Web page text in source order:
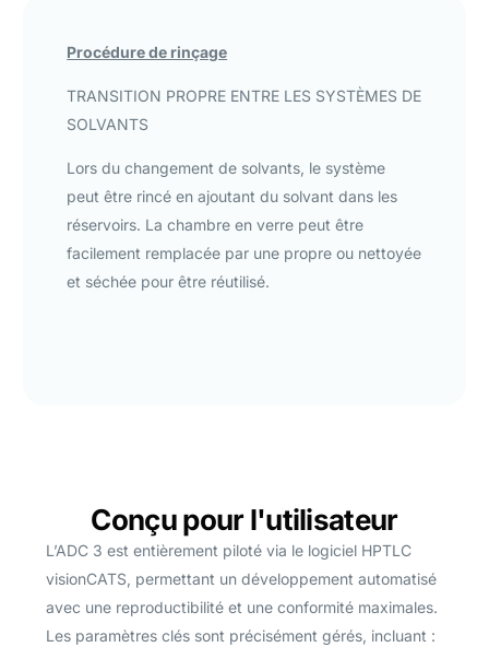
Procédure de rinçage
TRANSITION PROPRE ENTRE LES SYSTÈMES DE
SOLVANTS
Lors du changement de solvants, le système
peut être rincé en ajoutant du solvant dans les
réservoirs. La chambre en verre peut être
facilement remplacée par une propre ou nettoyée
et séchée pour être réutilisé.
Conçu pour l'utilisateur
L’ADC 3 est entièrement piloté via le logiciel HPTLC
visionCATS, permettant un développement automatisé
avec une reproductibilité et une conformité maximales.
Les paramètres clés sont précisément gérés, incluant :